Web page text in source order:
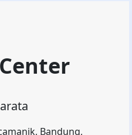
Bandung,